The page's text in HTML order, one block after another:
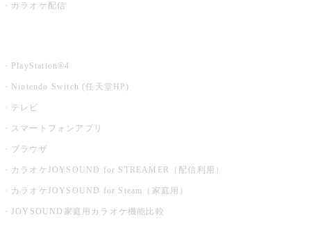
カラオケ配信
PlayStation®4
Nintendo Switch (任天堂HP)
テレビ
スマートフォンアプリ
ブラウザ
カラオケJOYSOUND for STREAMER（配信利用）
カラオケJOYSOUND for Steam（家庭用）
JOYSOUND家庭用カラオケ機能比較